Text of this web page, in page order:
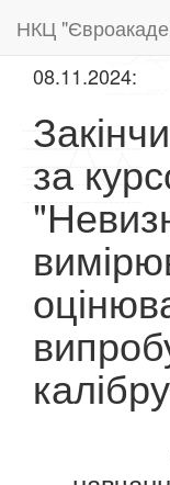
НКЦ
08.11.2024:
за